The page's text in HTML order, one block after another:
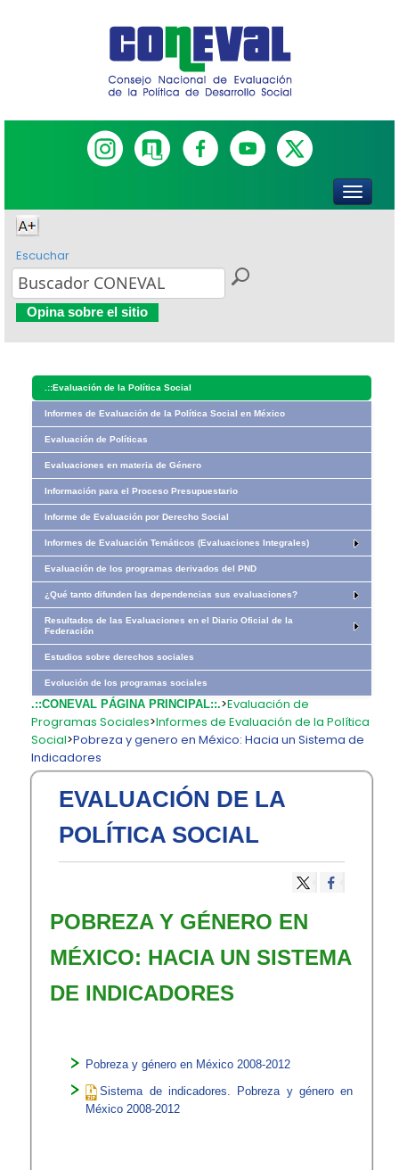
Escuchar
Opina sobre el sitio
.::Evaluación de la Política Social
Informes de Evaluación de la Política Social en México
Evaluación de Políticas
Evaluaciones en materia de Género
Información para el Proceso Presupuestario
Informe de Evaluación por Derecho Social
Informes de Evaluación Temáticos (Evaluaciones Integrales)
Evaluación de los programas derivados del PND
¿Qué tanto difunden las dependencias sus evaluaciones?
Resultados de las Evaluaciones en el Diario Oficial de la
Federación
Estudios sobre derechos sociales
Evolución de los programas sociales​​
.::CONEVAL PÁGINA PRINCIPAL::.>Evaluación de
Programas Sociales>Informes de Evaluación de la Política
Social>Pobreza y genero en México: Hacia un Sistema de
Indicadores
EVALUACIÓN DE LA
POLÍTICA SOCIAL
​POBREZA Y GÉNERO EN
MÉXICO: HACIA UN SISTEMA
DE INDICADORES
Pobreza y género en México 2008-2012
Sistema de indicadores. Pobreza y género en
México 2008-2012